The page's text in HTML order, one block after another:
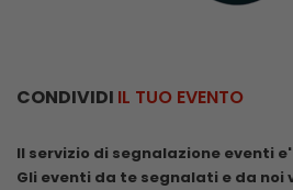
CONDIVIDI IL TUO EVENTO
Il servizio di segnalazione eventi
Gli eventi da te segnalati e da